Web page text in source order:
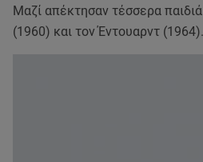
Μαζί απέκτησαν τέσσερα
(1960) και τον Έντουαρντ (1964).